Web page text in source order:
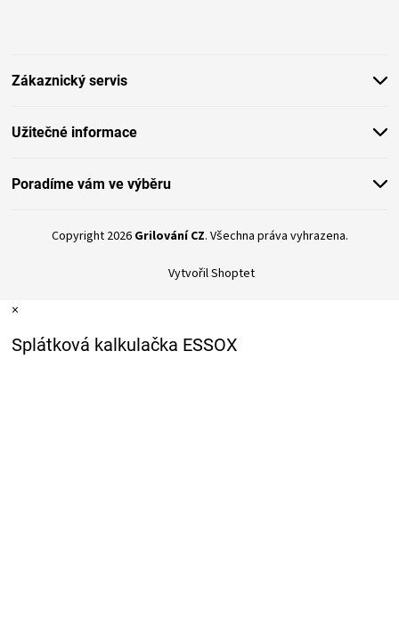
Zákaznický servis
Užitečné informace
Poradíme vám ve výběru
Vytvořil Shoptet
Copyright 2026 Grilování CZ. Všechna práva vyhrazena.
×
Splátková kalkulačka ESSOX